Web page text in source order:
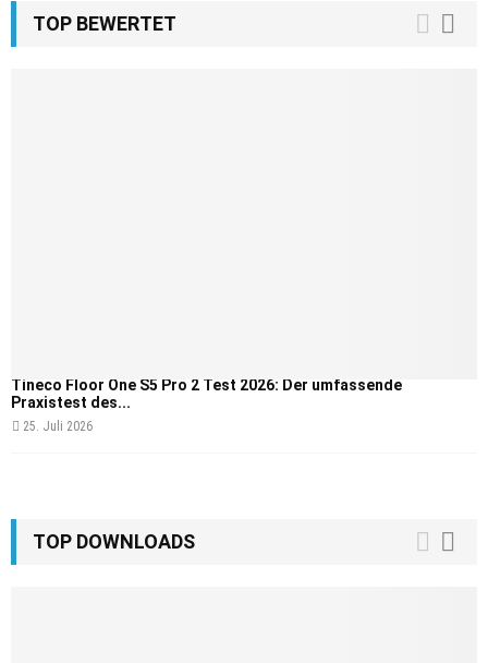
TOP BEWERTET
Tineco Floor One S5 Pro 2 Test 2026: Der umfassende
Praxistest des...
25. Juli 2026
TOP DOWNLOADS